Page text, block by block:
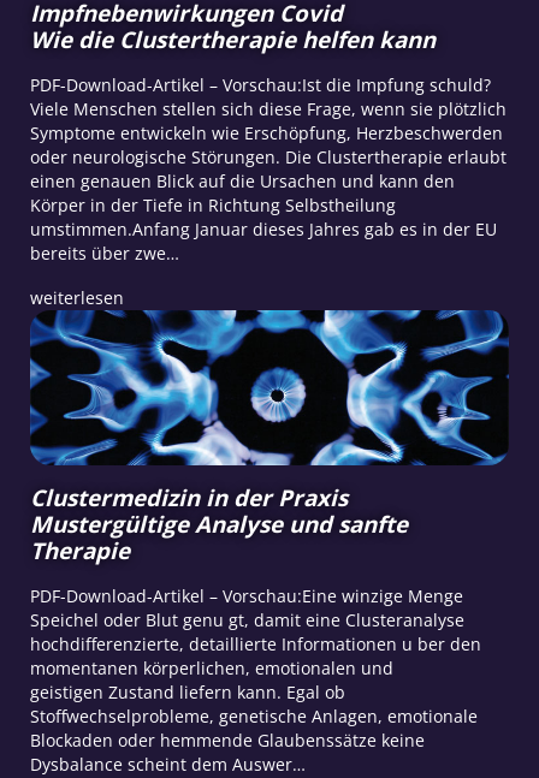
Impfnebenwirkungen Covid
Wie die Clustertherapie helfen kann
PDF-Download-Artikel – Vorschau:Ist die Impfung schuld?
Viele Menschen stellen sich diese Frage, wenn sie plötzlich
Symptome entwickeln wie Erschöpfung, Herzbeschwerden
oder neurologische Störungen. Die Clustertherapie erlaubt
einen genauen Blick auf die Ursachen und kann den
Körper in der Tiefe in Richtung Selbstheilung
umstimmen.Anfang Januar dieses Jahres gab es in der EU
bereits über zwe…
weiterlesen
Clustermedizin in der Praxis
Mustergültige Analyse und sanfte
Therapie
PDF-Download-Artikel – Vorschau:Eine winzige Menge
Speichel oder Blut genu gt, damit eine Clusteranalyse
hochdifferenzierte, detaillierte Informationen u ber den
momentanen körperlichen, emotionalen und
geistigen Zustand liefern kann. Egal ob
Stoffwechselprobleme, genetische Anlagen, emotionale
Blockaden oder hemmende Glaubenssätze keine
Dysbalance scheint dem Auswer…